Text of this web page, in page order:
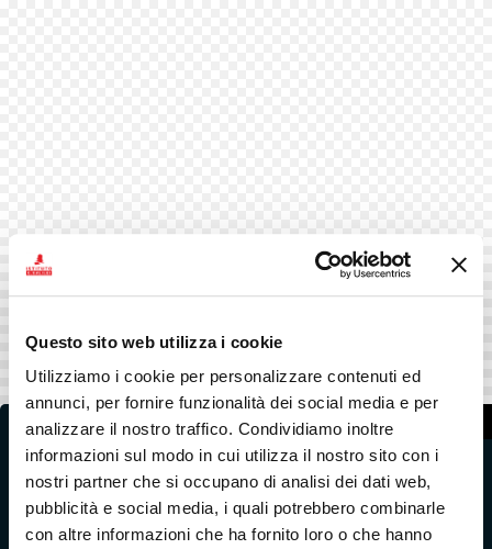
Questo sito web utilizza i cookie
Utilizziamo i cookie per personalizzare contenuti ed
annunci, per fornire funzionalità dei social media e per
analizzare il nostro traffico. Condividiamo inoltre
informazioni sul modo in cui utilizza il nostro sito con i
nostri partner che si occupano di analisi dei dati web,
pubblicità e social media, i quali potrebbero combinarle
con altre informazioni che ha fornito loro o che hanno
Ricevi più informazioni
Senza impegno. Gratis.
[vfb id=13]